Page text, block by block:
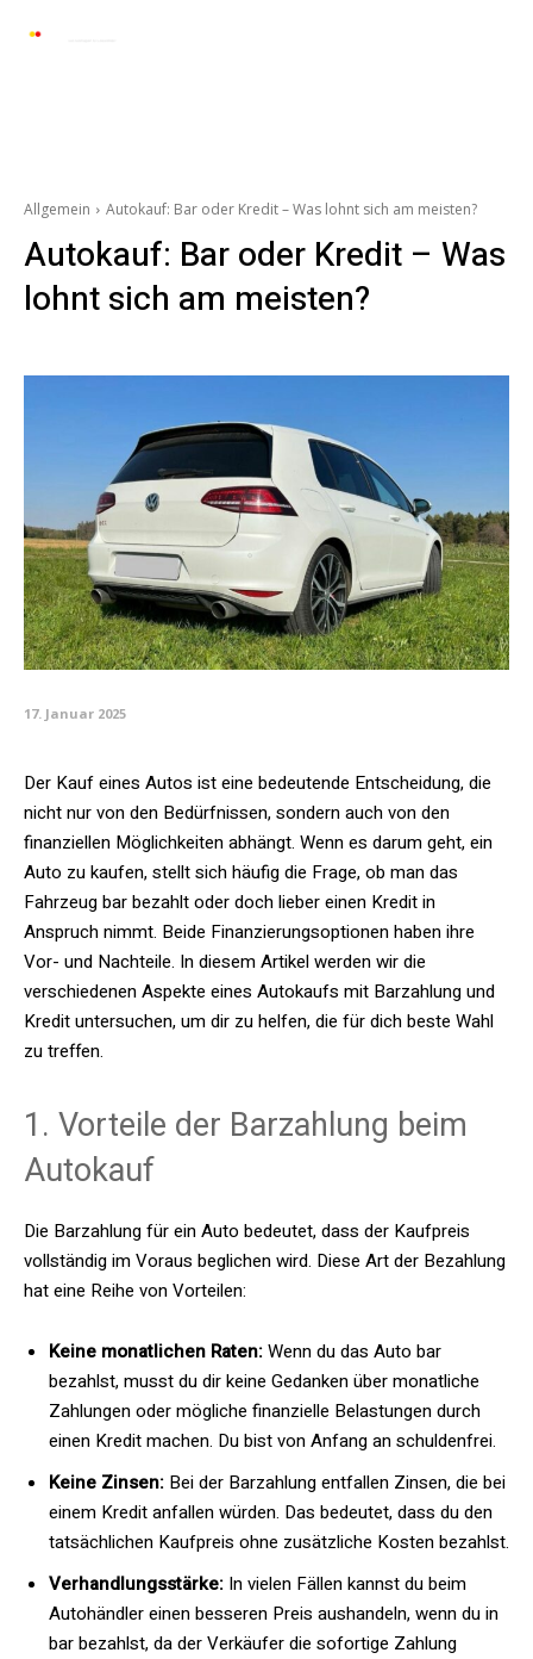
Allgemein Autokauf: Bar oder Kredit – Was lohnt sich am meisten?
Autokauf: Bar oder Kredit – Was
lohnt sich am meisten?
17. Januar 2025
Der Kauf eines Autos ist eine bedeutende Entscheidung, die
nicht nur von den Bedürfnissen, sondern auch von den
finanziellen Möglichkeiten abhängt. Wenn es darum geht, ein
Auto zu kaufen, stellt sich häufig die Frage, ob man das
Fahrzeug bar bezahlt oder doch lieber einen Kredit in
Anspruch nimmt. Beide Finanzierungsoptionen haben ihre
Vor- und Nachteile. In diesem Artikel werden wir die
verschiedenen Aspekte eines Autokaufs mit Barzahlung und
Kredit untersuchen, um dir zu helfen, die für dich beste Wahl
zu treffen.
1. Vorteile der Barzahlung beim
Autokauf
Die Barzahlung für ein Auto bedeutet, dass der Kaufpreis
vollständig im Voraus beglichen wird. Diese Art der Bezahlung
hat eine Reihe von Vorteilen:
Keine monatlichen Raten:Wenn du das Auto bar
bezahlst, musst du dir keine Gedanken über monatliche
Zahlungen oder mögliche finanzielle Belastungen durch
einen Kredit machen. Du bist von Anfang an schuldenfrei.
Keine Zinsen: Bei der Barzahlung entfallen Zinsen, die bei
einem Kredit anfallen würden. Das bedeutet, dass du den
tatsächlichen Kaufpreis ohne zusätzliche Kosten bezahlst.
Verhandlungsstärke: In vielen Fällen kannst du beim
Autohändler einen besseren Preis aushandeln, wenn du in
bar bezahlst, da der Verkäufer die sofortige Zahlung